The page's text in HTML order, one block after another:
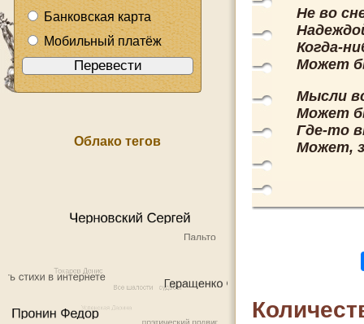
Банковская карта
Мобильный платёж
Облако тегов
Не во
Когда-
Может
Мысли
Может
Где-то
Может,